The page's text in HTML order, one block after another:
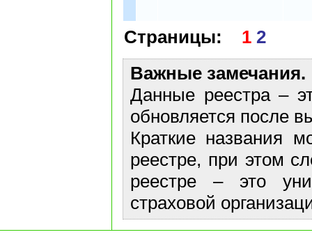
Страницы: 1 2
Важные замечания.
Данные реестра –
обновляется после
Краткие названия
реестре, при этом
реестре – это
страховой